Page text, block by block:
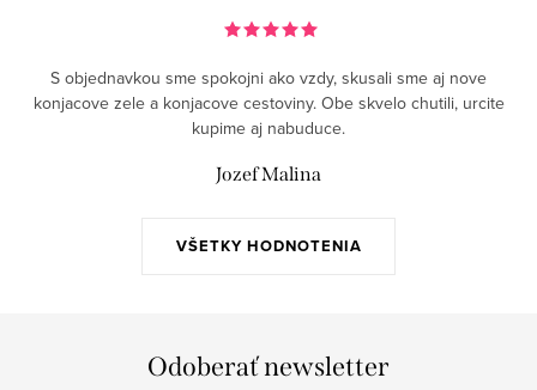
VŠETKY HODNOTENIA
S objednavkou sme spokojni ako vzdy, skusali sme aj nove
konjacove zele a konjacove cestoviny. Obe skvelo chutili, urcite
kupime aj nabuduce.
Jozef Malina
Odoberať newsletter